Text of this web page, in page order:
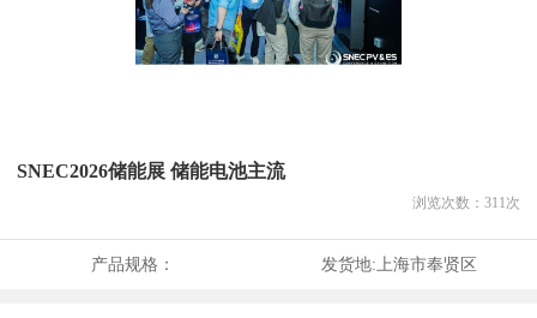
SNEC2026储能展 储能电池主流
浏览次数： 311 次
产品规格： 发货地:上海市奉贤区